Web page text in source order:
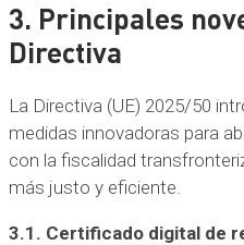
3. Principales
Directiva
La Directiva (UE) 2025/50
medidas innovadoras para
con la fiscalidad
más justo y eficiente.
3.1. Certificado digital de